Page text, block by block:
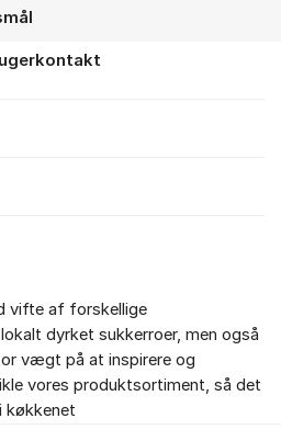
vifte af forskellige
dyrket sukkerroer, men også
vægt på at inspirere og
vores produktsortiment, så det
køkkenet